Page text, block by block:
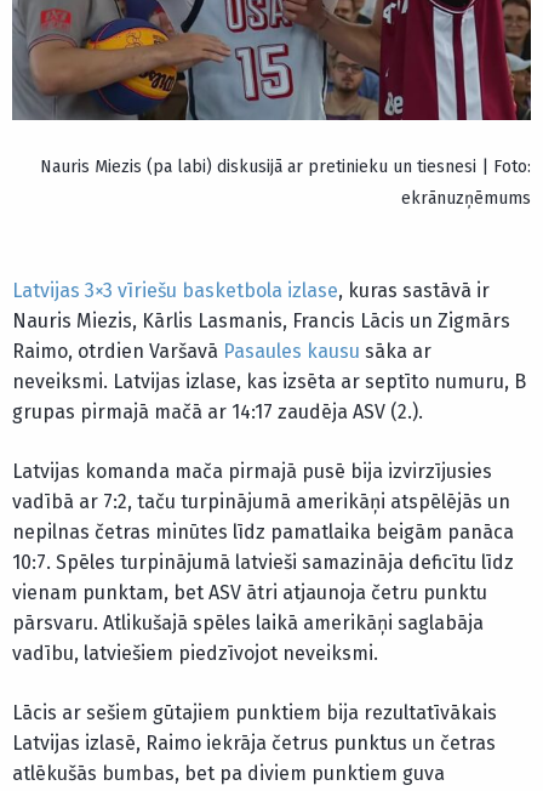
Nauris Miezis (pa labi) diskusijā ar pretinieku un tiesnesi | Foto:
ekrānuzņēmums
Latvijas 3×3 vīriešu basketbola izlase, kuras sastāvā ir
Nauris Miezis, Kārlis Lasmanis, Francis Lācis un Zigmārs
Raimo, otrdien Varšavā Pasaules kausu sāka ar
neveiksmi. Latvijas izlase, kas izsēta ar septīto numuru, B
grupas pirmajā mačā ar 14:17 zaudēja ASV (2.).
Latvijas komanda mača pirmajā pusē bija izvirzījusies
vadībā ar 7:2, taču turpinājumā amerikāņi atspēlējās un
nepilnas četras minūtes līdz pamatlaika beigām panāca
10:7. Spēles turpinājumā latvieši samazināja deficītu līdz
vienam punktam, bet ASV ātri atjaunoja četru punktu
pārsvaru. Atlikušajā spēles laikā amerikāņi saglabāja
vadību, latviešiem piedzīvojot neveiksmi.
Lācis ar sešiem gūtajiem punktiem bija rezultatīvākais
Latvijas izlasē, Raimo iekrāja četrus punktus un četras
atlēkušās bumbas, bet pa diviem punktiem guva